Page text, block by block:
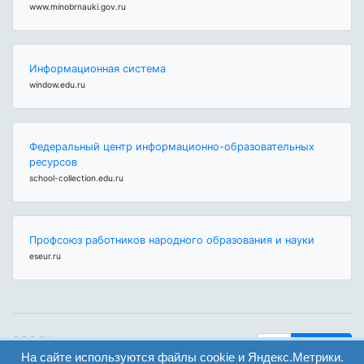
www.minobrnauki.gov.ru
Информационная система
window.edu.ru
Федеральный центр информационно-образовательных
ресурсов
school-collection.edu.ru
Профсоюз работников народного образования и науки
eseur.ru
ООО "Центр
образования и
На сайте используются файлы cookie и Яндекс.Метрики.